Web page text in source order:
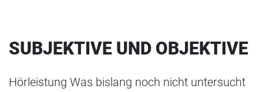
SUBJEKTIVE UND OBJEKTIVE
Hörleistung Was bislang noch nicht untersucht